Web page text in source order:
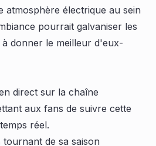
atmosphère électrique au sein
pourrait galvaniser les
donner le meilleur d'eux-
direct sur la chaîne
aux fans de suivre cette
réel.
tournant de sa saison